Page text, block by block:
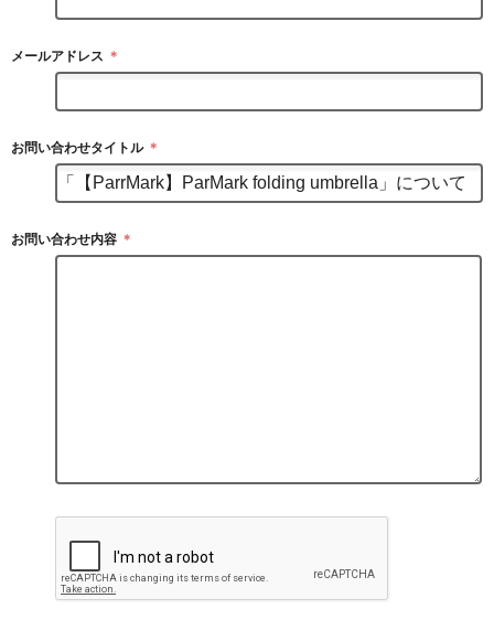
メールアドレス ＊
お問い合わせタイトル ＊
お問い合わせ内容 ＊